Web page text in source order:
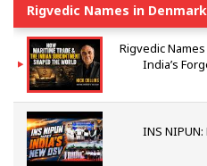
Rigvedic
India’s
INS NIPUN: